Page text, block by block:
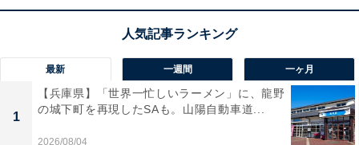
Pioneerのカーナビ「AVIC-RZ522」の口コミは？
Pioneerのカーナビ「AVIC-RZ522」には以下のような口
コミが寄せられています。
最新 一週間 一ヶ月
1
【兵庫県】「世界一忙しいラーメン」に、龍野
の城下町を再現したSAも。山陽自動車道...
2026/08/04